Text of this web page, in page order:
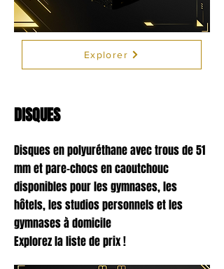
Explorer
DISQUES
Disques en polyuréthane avec trous de 51
mm et pare-chocs en caoutchouc
disponibles pour les gymnases, les
hôtels, les studios personnels et les
gymnases à domicile
Explorez la liste de prix !